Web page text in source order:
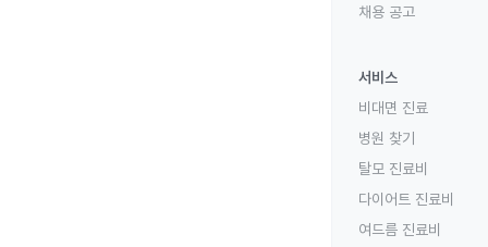
채용 공고
서비스
비대면 진료
병원 찾기
탈모 진료비
다이어트 진료비
여드름 진료비